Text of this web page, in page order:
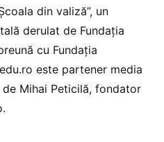
din valiză”, un
derulat de Fundația
cu Fundația
este partener media
Mihai Peticilă, fondator